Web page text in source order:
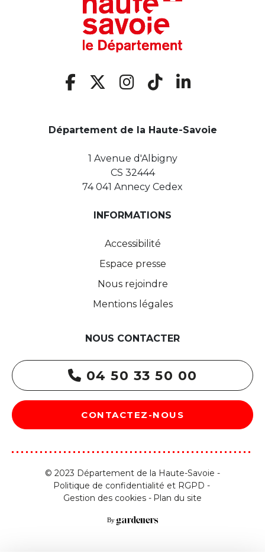
Département de la Haute-Savoie
1 Avenue d'Albigny
CS 32444
74 041 Annecy Cedex
INFORMATIONS
Accessibilité
Espace presse
Nous rejoindre
Mentions légales
NOUS CONTACTER
04 50 33 50 00
CONTACTEZ-NOUS
© 2023 Département de la Haute-Savoie -
Politique de confidentialité et RGPD
Gestion des cookies
Plan du site